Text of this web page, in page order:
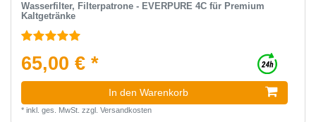
Wasserfilter, Filterpatrone - EVERPURE 4C für Premium
Kaltgetränke
65,00 € *
In den Warenkorb
* inkl. ges. MwSt. zzgl. Versandkosten